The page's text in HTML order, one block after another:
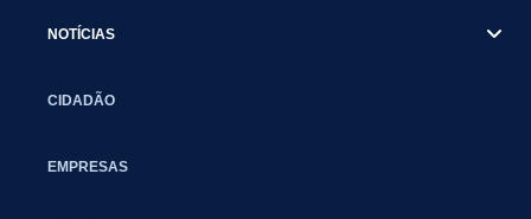
NOTÍCIAS
CIDADÃO
EMPRESAS